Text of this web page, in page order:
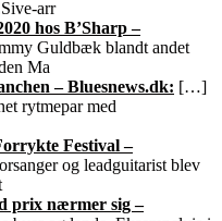
arr
hos B’Sharp –
Guldbæk blandt andet
Ma
– Bluesnews.dk: […]
rytmepar med
Festival –
og leadguitarist blev
prix nærmer sig –